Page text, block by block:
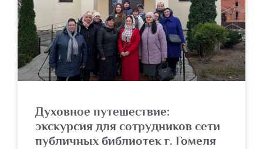
Духовное путешествие:
экскурсия для сотрудников сети
публичных библиотек г. Гомеля